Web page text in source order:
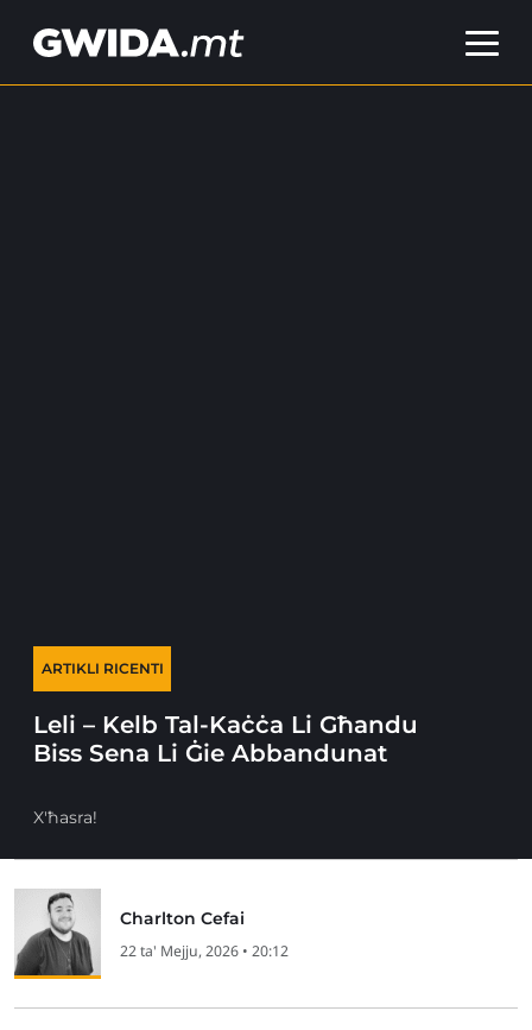
ARTIKLI RICENTI
Leli – Kelb Tal-Kaċċa Li Għandu
Biss Sena Li Ġie Abbandunat
X'ħasra!
Charlton Cefai
22 ta' Mejju, 2026 • 20:12